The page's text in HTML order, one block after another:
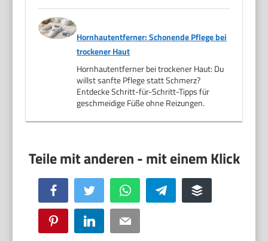
Hornhautentferner: Schonende Pflege bei
trockener Haut
Hornhautentferner bei trockener Haut: Du
willst sanfte Pflege statt Schmerz?
Entdecke Schritt-für-Schritt-Tipps für
geschmeidige Füße ohne Reizungen.
Facebook Twitter WhatsApp Telegram Buffer
Pinterest LinkedIn Email